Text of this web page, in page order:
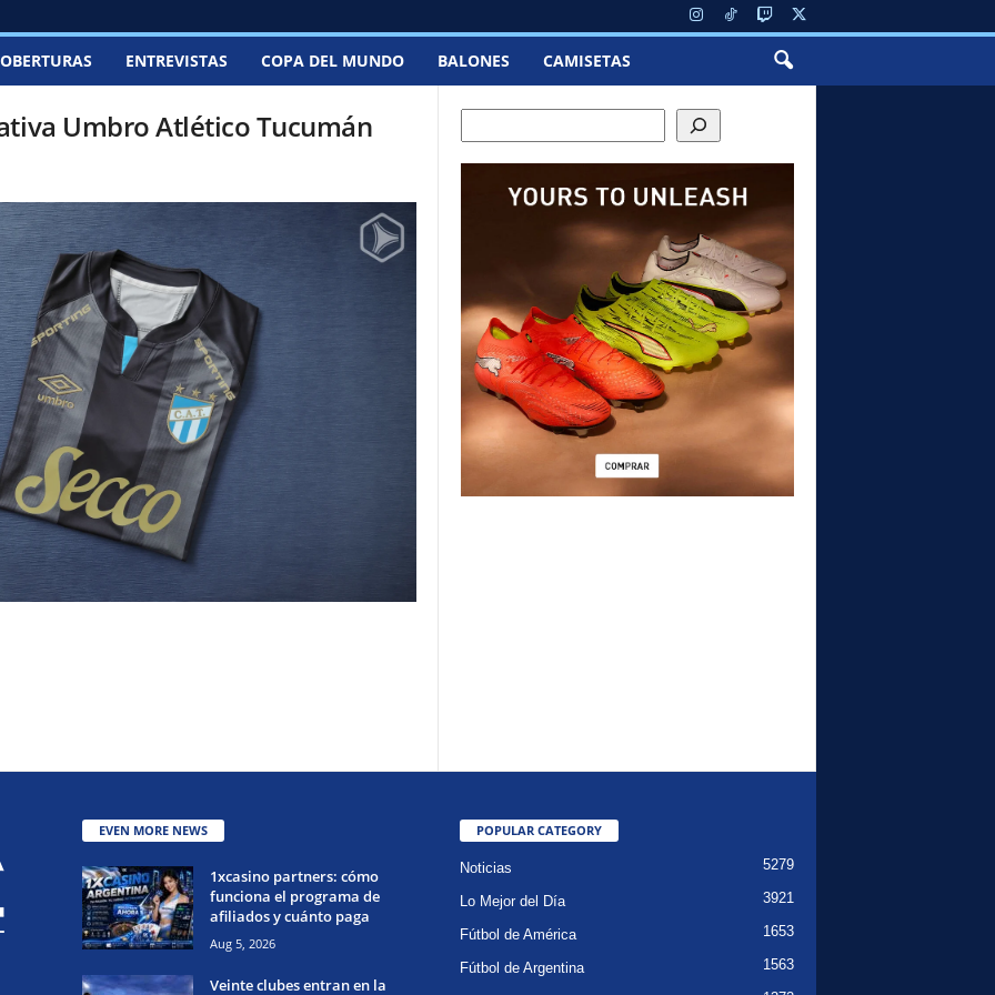
ENTREVISTAS COPA DEL MUNDO BALONES CAMISETAS
Umbro Atlético Tucumán
EVEN MORE NEWS
1xcasino partners: cómo
funciona el programa de
afiliados y cuánto paga
Aug 5, 2026
Veinte clubes entran en la
POPULAR CATEGORY
Noticias 5279
Lo Mejor del Día 3921
Fútbol de América 1653
Fútbol de Argentina 1563